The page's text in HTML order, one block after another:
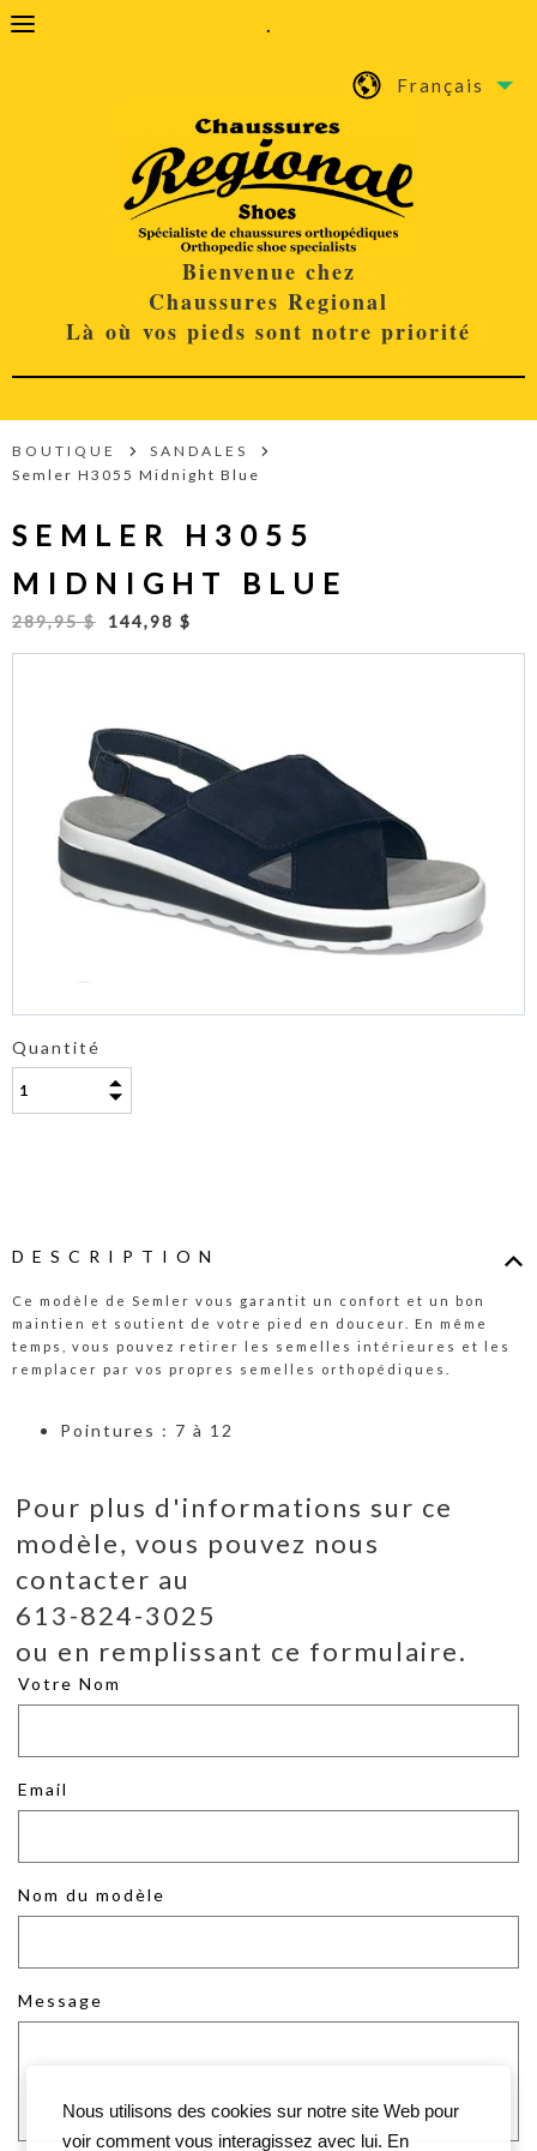
.
Français
Bienvenue chez
Chaussures Regional
Là où vos pieds sont notre priorité
BOUTIQUE
SANDALES
Semler H3055 Midnight Blue
SEMLER H3055
MIDNIGHT BLUE
289,95 $ 144,98 $
Quantité
DESCRIPTION
Ce modèle de Semler vous garantit un confort et un bon
maintien et soutient de votre pied en douceur. En même
temps, vous pouvez retirer les semelles intérieures et les
remplacer par vos propres semelles orthopédiques.
Pointures : 7 à 12
Pour plus d'informations sur ce
modèle, vous pouvez nous
contacter au
613-824-3025
ou en remplissant ce formulaire.
Votre Nom
Email
Nom du modèle
Message
Nous utilisons des cookies sur notre site Web pour
voir comment vous interagissez avec lui. En